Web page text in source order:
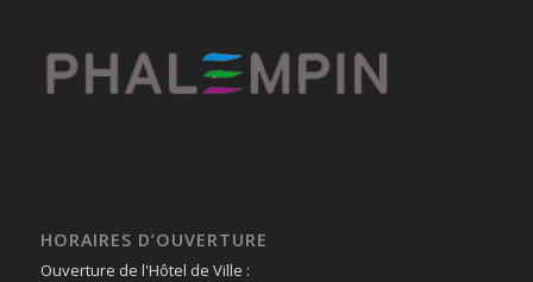
HORAIRES D’OUVERTURE
Ouverture de l'Hôtel de Ville :